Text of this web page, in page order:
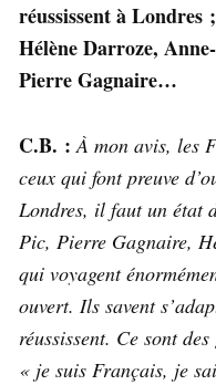
réussissent à Londres
Hélène Darroze,
Pierre Gagnaire…
C.B. : À mon avis, les
ceux qui font preuve
Londres, il faut un état
Pic, Pierre Gagnaire,
qui voyagent
ouvert. Ils savent
réussissent. Ce sont
« je suis Français, je